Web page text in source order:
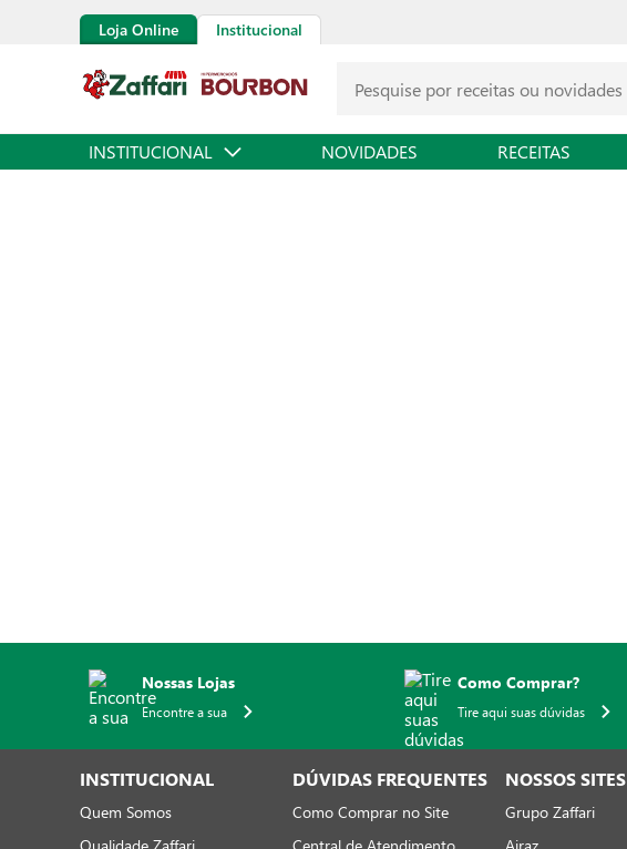
Loja Online Institucional
INSTITUCIONAL NOVIDADES RECEITAS
Nossas Lojas
Encontre a sua
Como Comprar?
Tire aqui suas dúvidas
INSTITUCIONAL
Quem Somos
DÚVIDAS FREQUENTES
Como Comprar no Site
NOSSOS SITES
Grupo Zaffari